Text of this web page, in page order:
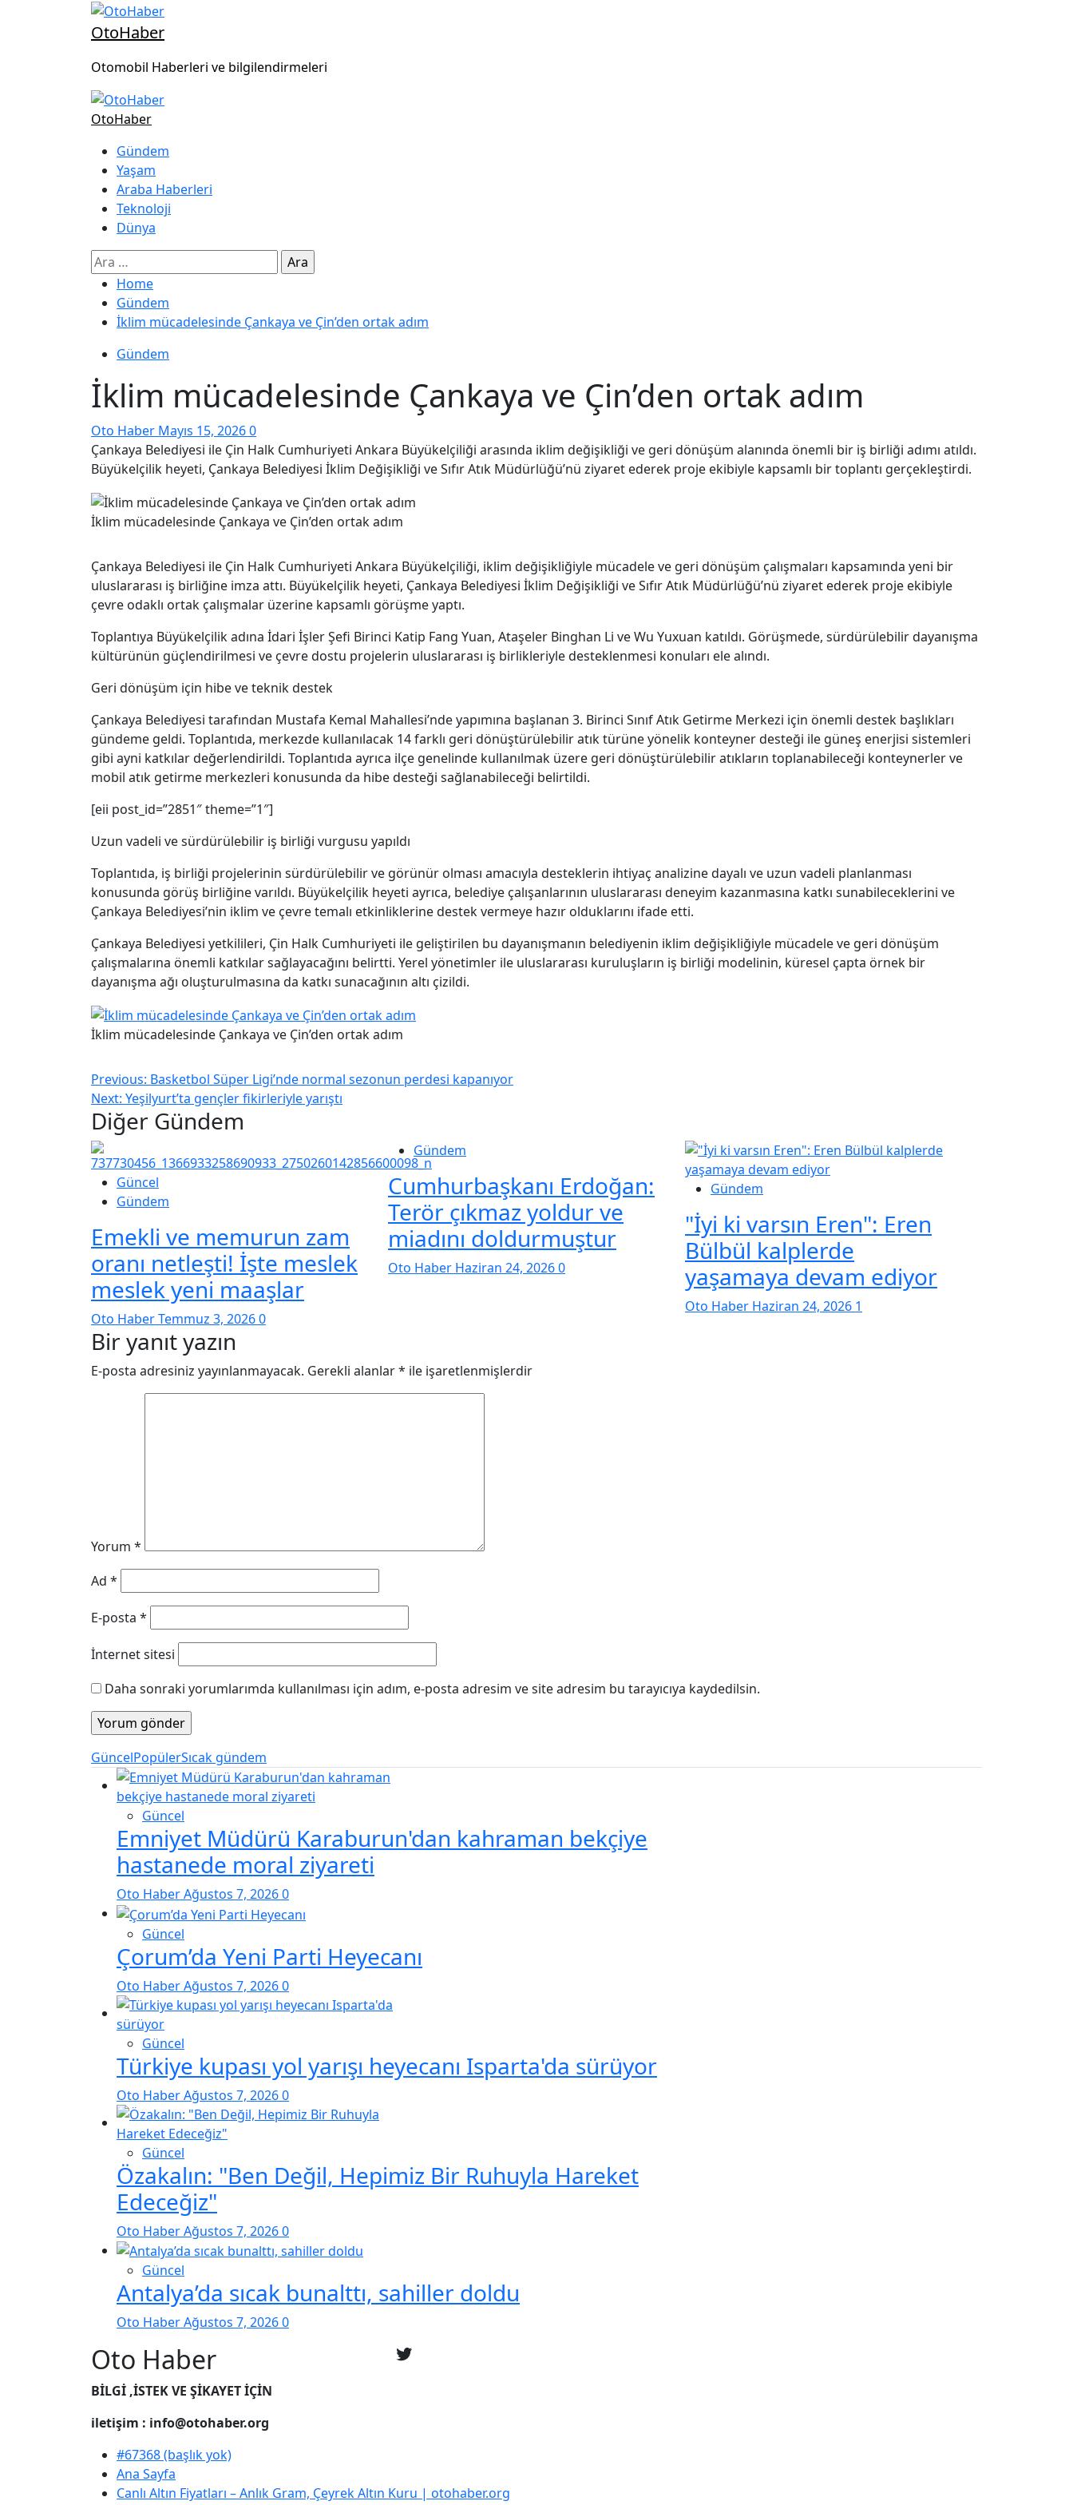
OtoHaber
Otomobil Haberleri ve bilgilendirmeleri
OtoHaber
Gündem
Yaşam
Araba Haberleri
Teknoloji
Dünya
Home
Gündem
İklim mücadelesinde Çankaya ve Çin’den ortak adım
Gündem
İklim mücadelesinde Çankaya ve Çin’den ortak adım
Oto Haber Mayıs 15, 20260
Çankaya Belediyesi ile Çin Halk Cumhuriyeti Ankara Büyükelçiliği arasında iklim değişikliği ve geri dönüşüm alanında önemli bir iş birliği adımı atıldı.
Büyükelçilik heyeti, Çankaya Belediyesi İklim Değişikliği ve Sıfır Atık Müdürlüğü’nü ziyaret ederek proje ekibiyle kapsamlı bir toplantı gerçekleştirdi.
İklim mücadelesinde Çankaya ve Çin’den ortak adım
Çankaya Belediyesi ile Çin Halk Cumhuriyeti Ankara Büyükelçiliği, iklim değişikliğiyle mücadele ve geri dönüşüm çalışmaları kapsamında yeni bir
uluslararası iş birliğine imza attı. Büyükelçilik heyeti, Çankaya Belediyesi İklim Değişikliği ve Sıfır Atık Müdürlüğü’nü ziyaret ederek proje ekibiyle
çevre odaklı ortak çalışmalar üzerine kapsamlı görüşme yaptı.
Toplantıya Büyükelçilik adına İdari İşler Şefi Birinci Katip Fang Yuan, Ataşeler Binghan Li ve Wu Yuxuan katıldı. Görüşmede, sürdürülebilir dayanışma
kültürünün güçlendirilmesi ve çevre dostu projelerin uluslararası iş birlikleriyle desteklenmesi konuları ele alındı.
Geri dönüşüm için hibe ve teknik destek
Çankaya Belediyesi tarafından Mustafa Kemal Mahallesi’nde yapımına başlanan 3. Birinci Sınıf Atık Getirme Merkezi için önemli destek başlıkları
gündeme geldi. Toplantıda, merkezde kullanılacak 14 farklı geri dönüştürülebilir atık türüne yönelik konteyner desteği ile güneş enerjisi sistemleri
gibi ayni katkılar değerlendirildi. Toplantıda ayrıca ilçe genelinde kullanılmak üzere geri dönüştürülebilir atıkların toplanabileceği konteynerler ve
mobil atık getirme merkezleri konusunda da hibe desteği sağlanabileceği belirtildi.
[eii post_id=”2851″ theme=”1″]
Uzun vadeli ve sürdürülebilir iş birliği vurgusu yapıldı
Toplantıda, iş birliği projelerinin sürdürülebilir ve görünür olması amacıyla desteklerin ihtiyaç analizine dayalı ve uzun vadeli planlanması
konusunda görüş birliğine varıldı. Büyükelçilik heyeti ayrıca, belediye çalışanlarının uluslararası deneyim kazanmasına katkı sunabileceklerini ve
Çankaya Belediyesi’nin iklim ve çevre temalı etkinliklerine destek vermeye hazır olduklarını ifade etti.
Çankaya Belediyesi yetkilileri, Çin Halk Cumhuriyeti ile geliştirilen bu dayanışmanın belediyenin iklim değişikliğiyle mücadele ve geri dönüşüm
çalışmalarına önemli katkılar sağlayacağını belirtti. Yerel yönetimler ile uluslararası kuruluşların iş birliği modelinin, küresel çapta örnek bir
dayanışma ağı oluşturulmasına da katkı sunacağının altı çizildi.
İklim mücadelesinde Çankaya ve Çin’den ortak adım
Previous: Basketbol Süper Ligi’nde normal sezonun perdesi kapanıyor
Next: Yeşilyurt’ta gençler fikirleriyle yarıştı
Diğer Gündem
Güncel
Gündem
Emekli ve memurun zam
oranı netleşti! İşte meslek
meslek yeni maaşlar
Oto HaberTemmuz 3, 20260
Gündem
Cumhurbaşkanı Erdoğan:
Terör çıkmaz yoldur ve
miadını doldurmuştur
Oto Haber Haziran 24, 20260
Gündem
"İyi ki varsın Eren": Eren
Bülbül kalplerde
yaşamaya devam ediyor
Oto Haber Haziran 24, 2026 1
Bir yanıt yazın
E-posta adresiniz yayınlanmayacak. Gerekli alanlar* ile işaretlenmişlerdir
Yorum *
Ad *
E-posta *
İnternet sitesi
Daha sonraki yorumlarımda kullanılması için adım, e-posta adresim ve site adresim bu tarayıcıya kaydedilsin.
GüncelPopülerSıcak gündem
Güncel
Emniyet Müdürü Karaburun'dan kahraman bekçiye
hastanede moral ziyareti
Oto HaberAğustos 7, 20260
Güncel
Çorum’da Yeni Parti Heyecanı
Oto HaberAğustos 7, 20260
Güncel
Türkiye kupası yol yarışı heyecanı Isparta'da sürüyor
Oto HaberAğustos 7, 20260
Güncel
Özakalın: "Ben Değil, Hepimiz Bir Ruhuyla Hareket
Edeceğiz"
Oto HaberAğustos 7, 20260
Güncel
Antalya’da sıcak bunalttı, sahiller doldu
Oto HaberAğustos 7, 20260
Oto Haber
BİLGİ ,İSTEK VE ŞİKAYET İÇİN
iletişim : info@otohaber.org
#67368 (başlık yok)
Ana Sayfa
Canlı Altın Fiyatları – Anlık Gram, Çeyrek Altın Kuru | otohaber.org